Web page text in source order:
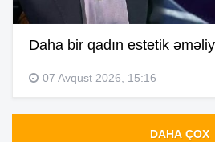
Daha bir qadın estetik
07 Avqust 2026, 15:16
DAHA ÇOX